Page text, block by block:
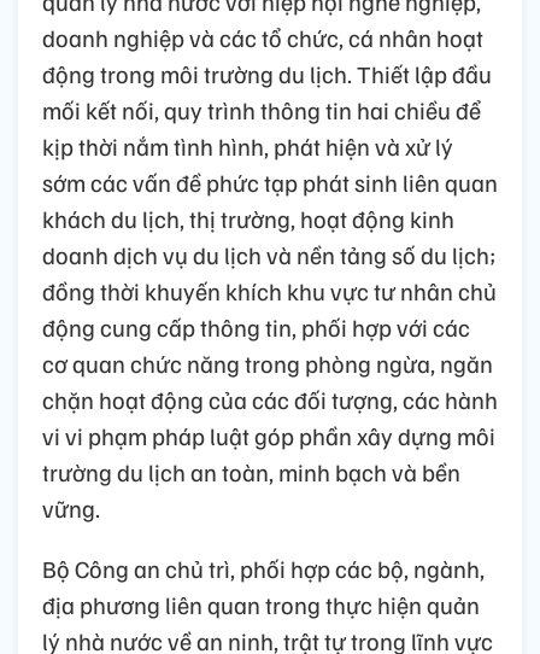
doanh nghiệp và các tổ chức, cá nhân hoạt
động trong môi trường du lịch. Thiết lập đầu
mối kết nối, quy trình thông tin hai chiều để
kịp thời nắm tình hình, phát hiện và xử lý
sớm các vấn đề phức tạp phát sinh liên quan
khách du lịch, thị trường, hoạt động kinh
doanh dịch vụ du lịch và nền tảng số du lịch;
đồng thời khuyến khích khu vực tư nhân chủ
động cung cấp thông tin, phối hợp với các
cơ quan chức năng trong phòng ngừa, ngăn
chặn hoạt động của các đối tượng, các hành
vi vi phạm pháp luật góp phần xây dựng môi
trường du lịch an toàn, minh bạch và bền
vững.
Bộ Công an chủ trì, phối hợp các bộ, ngành,
địa phương liên quan trong thực hiện quản
lý nhà nước về an ninh, trật tự trong lĩnh vực